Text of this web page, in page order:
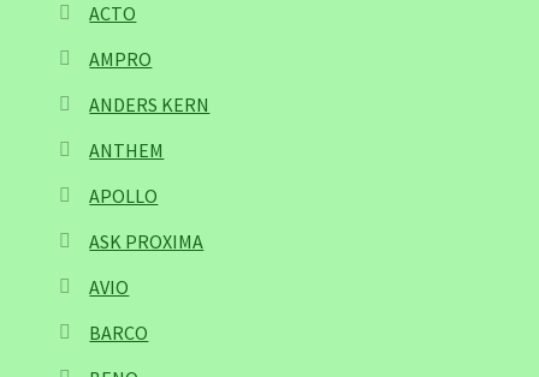
ACTO
AMPRO
ANDERS KERN
ANTHEM
APOLLO
ASK PROXIMA
AVIO
BARCO